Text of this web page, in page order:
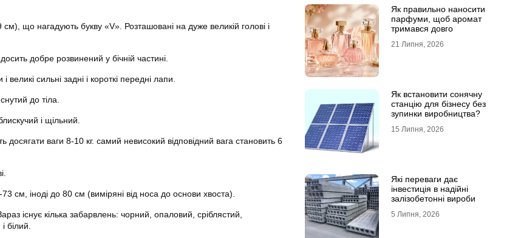
см), що нагадують букву «V». Розташовані на дуже великій голові і
добре розвинений у бічній частині.
великі сильні задні і короткі передні лапи.
до тіла.
і щільний.
досягати ваги 8-10 кг. самий невисокий відповідний вага становить 6
см, іноді до 80 см (виміряні від носа до основи хвоста).
існує кілька забарвлень: чорний, опаловий, сріблястий,
білий.
Як правильно наносити
парфуми, щоб аромат
тримався довго
21 Липня, 2026
Як встановити сонячну
станцію для бізнесу без
зупинки виробництва?
15 Липня, 2026
Які переваги дає
інвестиція в надійні
залізобетонні вироби
5 Липня, 2026